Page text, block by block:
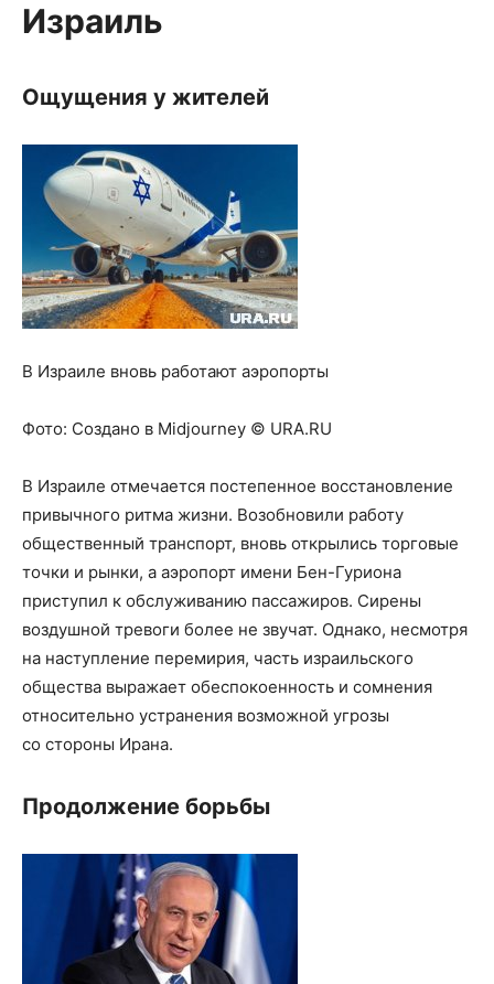
Израиль
Ощущения у жителей
В Израиле вновь работают аэропорты
Фото: Создано в Midjourney © URA.RU
В Израиле отмечается постепенное восстановление
привычного ритма жизни. Возобновили работу
общественный транспорт, вновь открылись торговые
точки и рынки, а аэропорт имени Бен-Гуриона
приступил к обслуживанию пассажиров. Сирены
воздушной тревоги более не звучат. Однако, несмотря
на наступление перемирия, часть израильского
общества выражает обеспокоенность и сомнения
относительно устранения возможной угрозы
со стороны Ирана.
Продолжение борьбы